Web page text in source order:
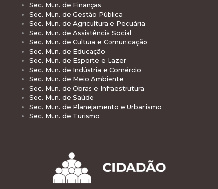
Sec. Mun. de Finanças
Sec. Mun. de Gestão Pública
Sec. Mun. de Agricultura e Pecuária
Sec. Mun. de Assistência Social
Sec. Mun. de Cultura e Comunicação
Sec. Mun. de Educação
Sec. Mun. de Esporte e Lazer
Sec. Mun. de Indústria e Comércio
Sec. Mun. de Meio Ambiente
Sec. Mun. de Obras e Infraestrutura
Sec. Mun. de Saúde
Sec. Mun. de Planejamento e Urbanismo
Sec. Mun. de Turismo